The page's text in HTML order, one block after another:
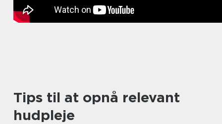
Tips til at opnå relevant
hudpleje